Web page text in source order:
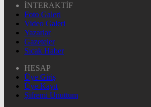
İNTERAKTİF
Foto Galeri
Video Galeri
Yazarlar
Gazeteler
Sıcak Haber
HESAP
Üye Giriş
Üye Kayıt
Şifremi Unuttum